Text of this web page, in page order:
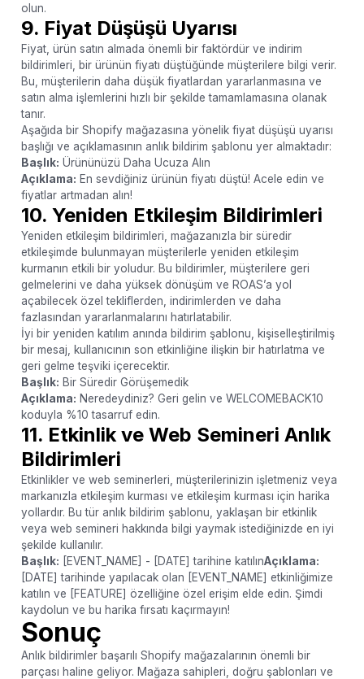
olun.
9. Fiyat Düşüşü Uyarısı
Fiyat, ürün satın almada önemli bir faktördür ve indirim
bildirimleri, bir ürünün fiyatı düştüğünde müşterilere bilgi verir.
Bu, müşterilerin daha düşük fiyatlardan yararlanmasına ve
satın alma işlemlerini hızlı bir şekilde tamamlamasına olanak
tanır.
Aşağıda bir Shopify mağazasına yönelik fiyat düşüşü uyarısı
başlığı ve açıklamasının anlık bildirim şablonu yer almaktadır:
Başlık: Ürününüzü Daha Ucuza Alın
Açıklama: En sevdiğiniz ürünün fiyatı düştü! Acele edin ve
fiyatlar artmadan alın!
10. Yeniden Etkileşim Bildirimleri
Yeniden etkileşim bildirimleri, mağazanızla bir süredir
etkileşimde bulunmayan müşterilerle yeniden etkileşim
kurmanın etkili bir yoludur. Bu bildirimler, müşterilere geri
gelmelerini ve daha yüksek dönüşüm ve ROAS’a yol
açabilecek özel tekliflerden, indirimlerden ve daha
fazlasından yararlanmalarını hatırlatabilir.
İyi bir yeniden katılım anında bildirim şablonu, kişiselleştirilmiş
bir mesaj, kullanıcının son etkinliğine ilişkin bir hatırlatma ve
geri gelme teşviki içerecektir.
Başlık: Bir Süredir Görüşemedik
Açıklama: Neredeydiniz? Geri gelin ve WELCOMEBACK10
koduyla %10 tasarruf edin.
11. Etkinlik ve Web Semineri Anlık
Bildirimleri
Etkinlikler ve web seminerleri, müşterilerinizin işletmeniz veya
markanızla etkileşim kurması ve etkileşim kurması için harika
yollardır. Bu tür anlık bildirim şablonu, yaklaşan bir etkinlik
veya web semineri hakkında bilgi yaymak istediğinizde en iyi
şekilde kullanılır.
Başlık: [EVENT_NAME] - [DATE] tarihine katılınAçıklama:
[DATE] tarihinde yapılacak olan [EVENT_NAME] etkinliğimize
katılın ve [FEATURE] özelliğine özel erişim elde edin. Şimdi
kaydolun ve bu harika fırsatı kaçırmayın!
Sonuç
Anlık bildirimler başarılı Shopify mağazalarının önemli bir
parçası haline geliyor. Mağaza sahipleri, doğru şablonları ve